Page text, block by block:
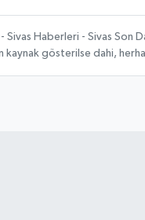
Sivas Haberleri - Sivas
kaynak gösterilse dahi,